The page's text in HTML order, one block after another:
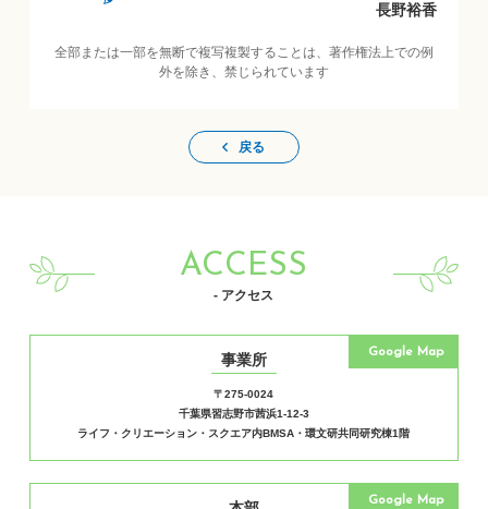
長野裕香
全部または一部を無断で複写複製することは、著作権法上での例
外を除き、禁じられています
戻る
ACCESS
- アクセス
事業所
〒275-0024
千葉県習志野市茜浜1-12-3
ライフ・クリエーション・スクエア内BMSA・環文研共同研究棟1階
Google Map
Google Map